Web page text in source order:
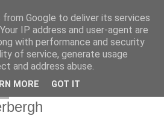
Google to deliver its services
IP address and user-agent are
with performance and security
of service, generate usage
and address abuse.
MORE GOT IT